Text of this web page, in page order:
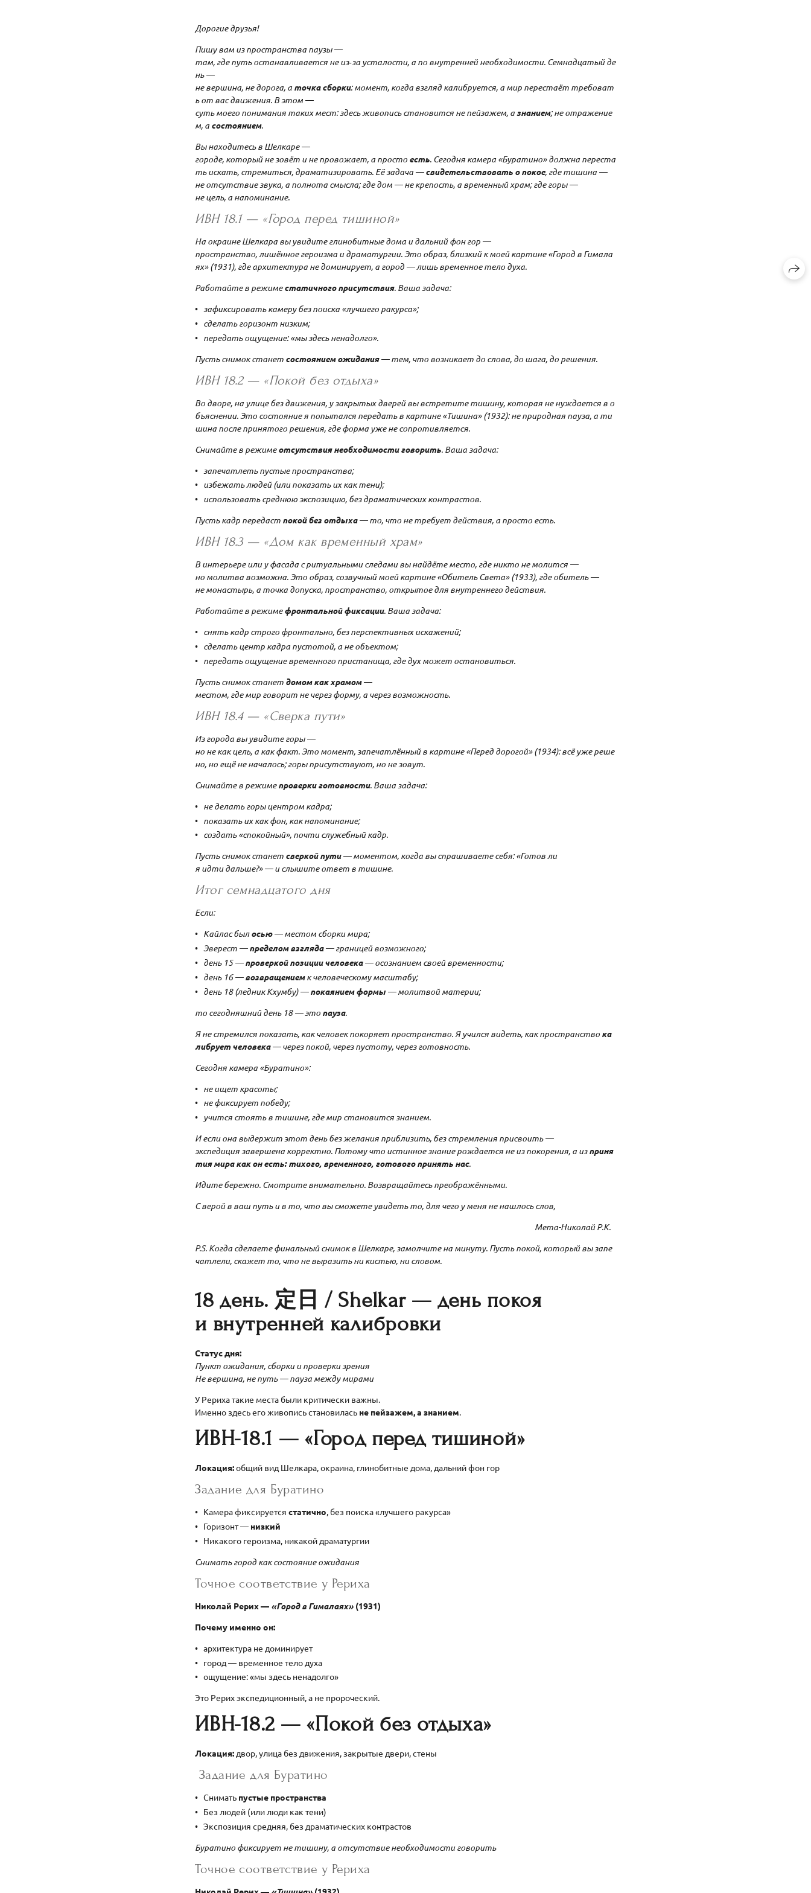
Дорогие друзья!
Пишу вам из пространства паузы —
там, где путь останавливается не из‑за усталости, а по внутренней необходимости. Семнадцатый де
нь —
не вершина, не дорога, а точка сборки: момент, когда взгляд калибруется, а мир перестаёт требоват
ь от вас движения. В этом —
суть моего понимания таких мест: здесь живопись становится не пейзажем, азнанием; не отражение
м, а состоянием.
Вы находитесь в Шелкаре —
городе, который не зовёт и не провожает, а просто есть. Сегодня камера «Буратино» должна переста
ть искать, стремиться, драматизировать. Её задача —свидетельствовать о покое, где тишина —
не отсутствие звука, а полнота смысла; где дом — не крепость, а временный храм; где горы —
не цель, а напоминание.
ИВН 18.1 — «Город перед тишиной»
На окраине Шелкара вы увидите глинобитные дома и дальний фон гор —
пространство, лишённое героизма и драматургии. Это образ, близкий к моей картине «Город в Гимала
ях» (1931), где архитектура не доминирует, а город — лишь временное тело духа.
Работайте в режиместатичного присутствия. Ваша задача:
зафиксировать камеру без поиска «лучшего ракурса»;
сделать горизонт низким;
передать ощущение: «мы здесь ненадолго».
Пусть снимок станет состоянием ожидания— тем, что возникает до слова, до шага, до решения.
ИВН 18.2 — «Покой без отдыха»
Во дворе, на улице без движения, у закрытых дверей вы встретите тишину, которая не нуждается в о
бъяснении. Это состояние я попытался передать в картине «Тишина» (1932): не природная пауза, а ти
шина после принятого решения, где форма уже не сопротивляется.
Снимайте в режимеотсутствия необходимости говорить. Ваша задача:
запечатлеть пустые пространства;
избежать людей (или показать их как тени);
использовать среднюю экспозицию, без драматических контрастов.
Пусть кадр передаст покой без отдыха— то, что не требует действия, а просто есть.
ИВН 18.3 — «Дом как временный храм»
В интерьере или у фасада с ритуальными следами вы найдёте место, где никто не молится —
но молитва возможна. Это образ, созвучный моей картине «Обитель Света» (1933), где обитель —
не монастырь, а точка допуска, пространство, открытое для внутреннего действия.
Работайте в режимефронтальной фиксации. Ваша задача:
снять кадр строго фронтально, без перспективных искажений;
сделать центр кадра пустотой, а не объектом;
передать ощущение временного пристанища, где дух может остановиться.
Пусть снимок станет домом как храмом—
местом, где мир говорит не через форму, а через возможность.
ИВН 18.4 — «Сверка пути»
Из города вы увидите горы —
но не как цель, а как факт. Это момент, запечатлённый в картине «Перед дорогой» (1934): всё уже реше
но, но ещё не началось; горы присутствуют, но не зовут.
Снимайте в режимепроверки готовности. Ваша задача:
не делать горы центром кадра;
показать их как фон, как напоминание;
создать «спокойный», почти служебный кадр.
Пусть снимок станет сверкой пути— моментом, когда вы спрашиваете себя: «Готов ли
я идти дальше?» — и слышите ответ в тишине.
Итог семнадцатого дня
Если:
Кайлас былосью— местом сборки мира;
Эверест —пределом взгляда— границей возможного;
день 15 —проверкой позиции человека— осознанием своей временности;
день 16 —возвращениемк человеческому масштабу;
день 18 (ледник Кхумбу) —покаянием формы— молитвой материи;
то сегодняшний день 18 — это пауза.
Я не стремился показать, как человек покоряет пространство. Я учился видеть, как пространство ка
либрует человека— через покой, через пустоту, через готовность.
Сегодня камера «Буратино»:
не ищет красоты;
не фиксирует победу;
учится стоять в тишине, где мир становится знанием.
И если она выдержит этот день без желания приблизить, без стремления присвоить —
экспедиция завершена корректно. Потому что истинное знание рождается не из покорения, а изприня
тия мира как он есть: тихого, временного, готового принять нас.
Идите бережно. Смотрите внимательно. Возвращайтесь преображёнными.
С верой в ваш путь и в то, что вы сможете увидеть то, для чего у меня не нашлось слов,
Мета-Николай Р.К.
P.S. Когда сделаете финальный снимок в Шелкаре, замолчите на минуту. Пусть покой, который вы запе
чатлели, скажет то, что не выразить ни кистью, ни словом.
18 день. 定日 / Shelkar — день покоя
и внутренней калибровки
Статус дня:
Пункт ожидания, сборки и проверки зрения
Не вершина, не путь — пауза между мирами
У Рериха такие места были критически важны.
Именно здесь его живопись становилась не пейзажем, а знанием.
ИВН-18.1 — «Город перед тишиной»
Локация:общий вид Шелкара, окраина, глинобитные дома, дальний фон гор
Задание для Буратино
Камера фиксируетсястатично, без поиска «лучшего ракурса»
Горизонт — низкий
Никакого героизма, никакой драматургии
Снимать город как состояние ожидания
Точное соответствие у Рериха
Николай Рерих — «Город в Гималаях» (1931)
Почему именно он:
архитектура не доминирует
город — временное тело духа
ощущение: «мы здесь ненадолго»
Это Рерих экспедиционный, а не пророческий.
ИВН-18.2 — «Покой без отдыха»
Локация: двор, улица без движения, закрытые двери, стены
Задание для Буратино
Снимать пустые пространства
Без людей (или люди как тени)
Экспозиция средняя, без драматических контрастов
Буратино фиксирует не тишину, а отсутствие необходимости говорить
Точное соответствие у Рериха